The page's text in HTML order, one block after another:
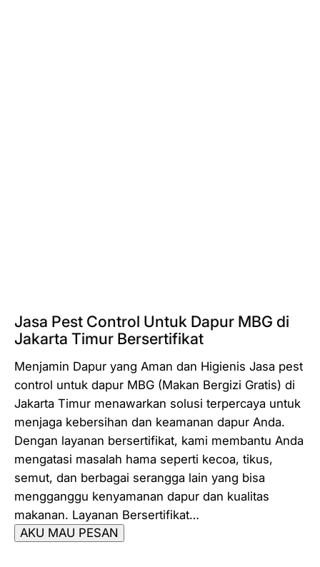
Jasa Pest Control Untuk Dapur MBG di
Jakarta Timur Bersertifikat
Menjamin Dapur yang Aman dan Higienis Jasa pest
control untuk dapur MBG (Makan Bergizi Gratis) di
Jakarta Timur menawarkan solusi terpercaya untuk
menjaga kebersihan dan keamanan dapur Anda.
Dengan layanan bersertifikat, kami membantu Anda
mengatasi masalah hama seperti kecoa, tikus,
semut, dan berbagai serangga lain yang bisa
mengganggu kenyamanan dapur dan kualitas
makanan. Layanan Bersertifikat…
AKU MAU PESAN